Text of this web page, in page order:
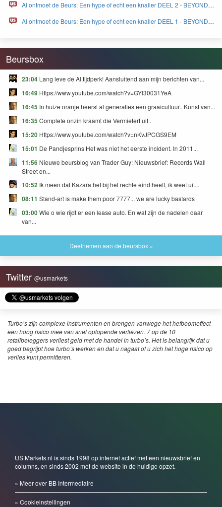
AI ontmoet de Beurs: Een hype of echt een knaller DEEL 2 - BEYOND
AI ontmoet de Beurs: Een hype of echt een knaller DEEL 1 - BEYOND
Beursbox
23:04 Lang leve de AI tijdperk! Aansluitend aan mijn berichten van...
16:49 Https://www.youtube.com/watch?v=GYl30031YeA
16:45 In huize oranje heerst al generaties een graaicultuur.. Kunst van...
16:35 Complete onzin kraamt die Vermietert uit..
15:20 Https://www.youtube.com/watch?v=nKvJPCGS9EM
15:01 De Pandjesprins Het was niet het eerste incident. In 2011...
11:56 Nieuwe beursblog van Trader Guy: Nieuwsbrief: Records Wall
Street en...
10:52 Ik meen dat Kazara het bij het rechte eind heeft, ik weet uit...
08:11 Stand-art is make them poor 7777... we are lucky bastards
03:00Wie o wie rijdt er een lease auto. En wat zijn de nadelen daar
van...
Deelnemen aan de beursbox »
Twitter @usmarkets
Turbo’s zijn complexe instrumenten en brengen vanwege het hefboomeffect
een hoog risico mee van snel oplopende verliezen. 7 op de 10
retailbeleggers verliest geld met de handel in turbo’s. Het is belangrijk dat u
goed begrijpt hoe turbo’s werken en dat u nagaat of u zich het hoge risico op
verlies kunt permitteren.
US Markets.nl is sinds 1998 op internet actief met een nieuwsbrief en
columns, en sinds 2002 met de website in de huidige opzet.
» Meer over BB Intermediaire
» Cookieinstellingen